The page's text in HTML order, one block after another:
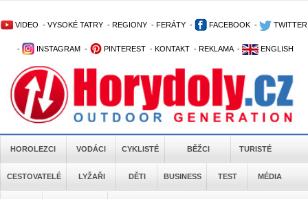
VIDEO - VYSOKÉ TATRY - REGIONY - FERÁTY - FACEBOOK - TWITTER
- INSTAGRAM - PINTEREST - KONTAKT - REKLAMA - ENGLISH
HOROLEZCI VODÁCI CYKLISTÉ BĚŽCI TURISTÉ
CESTOVATELÉ LYŽAŘI DĚTI BUSINESS TEST MÉDIA